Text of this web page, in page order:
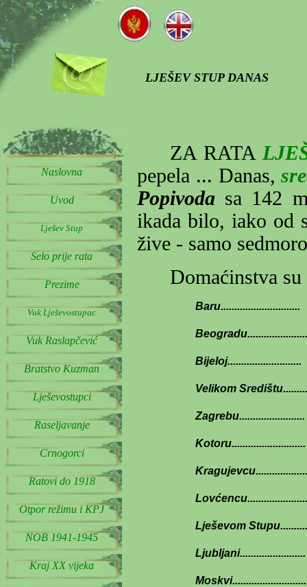
LJEŠEV STUP DANAS
Naslovna
Uvod
Lješev Stup
Selo prije rata
Prezime
Vuk Lješevostupac
Vuk Raslapčević
Bratstvo Kuzman
Lješevostupci
Raseljavanje
Crnogorci
Ratovi do 1918
Otpor režimu i KPJ
NOB 1941-1945
Kraj XX vijeka
ZA RATA
pepela ... Danas,
Popivoda sa 142
ikada bilo, iako od
žive - samo
Domaćinstva
Baru.............................
Beogradu......................
Bijeloj...........................
Velikom
Zagrebu........................
Kotoru...........................
Lješevom
Ljubljani........................
Moskvi...........................